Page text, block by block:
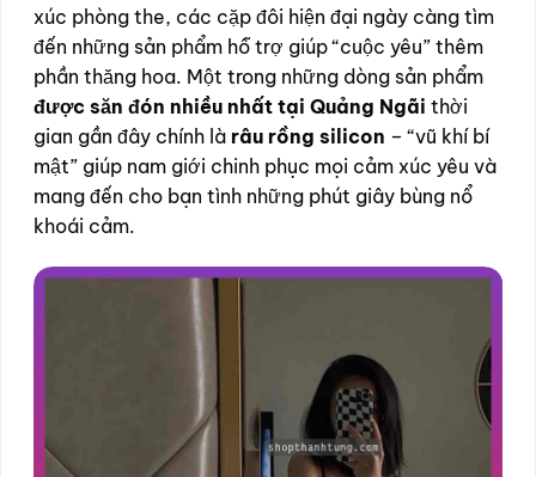
xúc phòng the, các cặp đôi hiện đại ngày càng tìm
đến những sản phẩm hỗ trợ giúp “cuộc yêu” thêm
phần thăng hoa. Một trong những dòng sản phẩm
được săn đón nhiều nhất tại Quảng Ngãi thời
gian gần đây chính là râu rồng silicon – “vũ khí bí
mật” giúp nam giới chinh phục mọi cảm xúc yêu và
mang đến cho bạn tình những phút giây bùng nổ
khoái cảm.